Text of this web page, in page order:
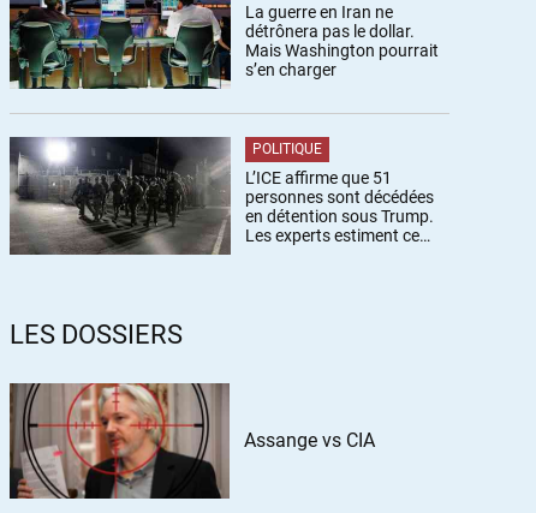
La guerre en Iran ne
détrônera pas le dollar.
Mais Washington pourrait
s’en charger
POLITIQUE
L’ICE affirme que 51
personnes sont décédées
en détention sous Trump.
Les experts estiment ce
LES DOSSIERS
Assange vs CIA